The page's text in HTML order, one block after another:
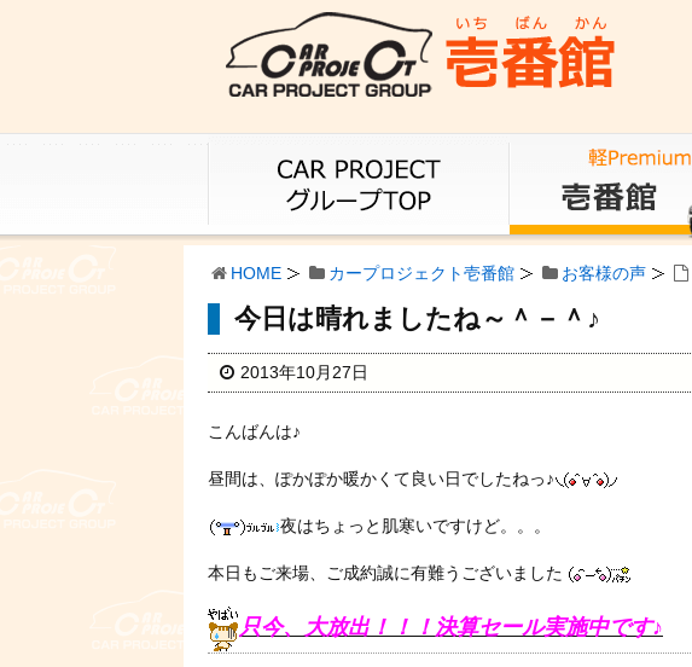
HOME カープロジェクト壱番館 お客様の声
今日は晴れましたね～＾－＾♪
2013年10月27日
こんばんは♪
昼間は、ぽかぽか暖かくて良い日でしたねっ♪
夜はちょっと肌寒いですけど。。。
本日もご来場、ご成約誠に有難うございました
只今、大放出！！！決算セール実施中です♪